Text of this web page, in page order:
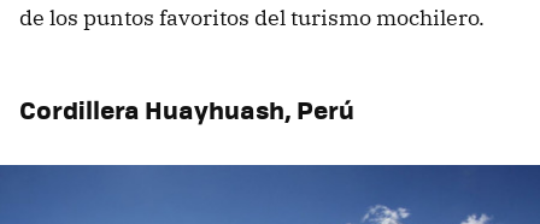
de los puntos favoritos del turismo mochilero.
Cordillera Huayhuash, Perú